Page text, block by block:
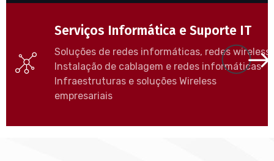
Serviços Informática e Suporte IT
Soluções de redes informáticas, redes wireless
Instalação de cablagem e redes informáticas
Infraestruturas e soluções Wireless
empresariais